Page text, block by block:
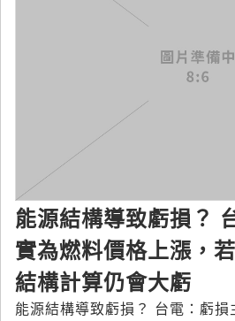
能源結構導致虧損？
實為燃料價格上漲，
結構計算仍會大虧
能源結構導致虧損？ 台電：虧損